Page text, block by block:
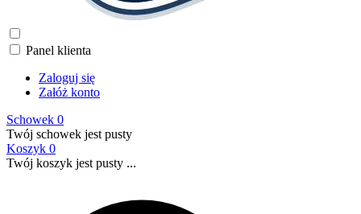
Panel klienta
Zaloguj się
Załóż konto
Schowek 0
Twój schowek jest pusty
Koszyk 0
Twój koszyk jest pusty ...